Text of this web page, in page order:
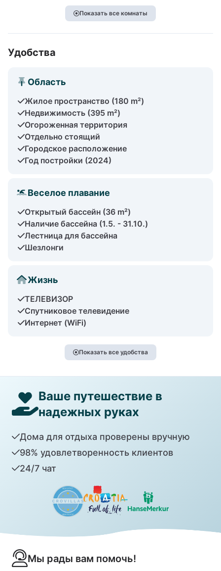
Показать все комнаты
Удобства
Область
Жилое пространство (180 m²)
Недвижимость (395 m²)
Огороженная территория
Отдельно стоящий
Городское расположение
Год постройки (2024)
Веселое плавание
Открытый бассейн (36 m²)
Наличие бассейна (1.5. - 31.10.)
Лестница для бассейна
Шезлонги
Жизнь
ТЕЛЕВИЗОР
Спутниковое телевидение
Интернет (WiFi)
Показать все удобства
Ваше путешествие в
надежных руках
Дома для отдыха проверены вручную
98% удовлетворенность клиентов
24/7 чат
Мы рады вам помочь!